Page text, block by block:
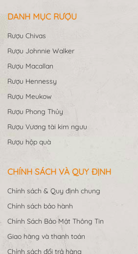
DANH MỤC RƯỢU
Rượu Chivas
Rượu Johnnie Walker
Rượu Macallan
Rượu Hennessy
Rượu Meukow
Rượu Phong Thủy
Rượu Vương tài kim ngưu
Rượu hộp quà
CHÍNH SÁCH VÀ QUY ĐỊNH
Chính sách & Quy định chung
Chính sách bảo hành
Chính Sách Bảo Mật Thông Tin
Giao hàng và thanh toán
Chính sách đổi trả hàng